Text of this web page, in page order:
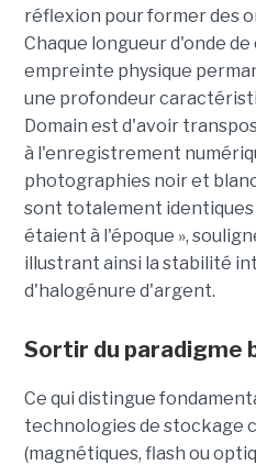
réflexion pour former des
Chaque longueur d'onde
empreinte physique
une profondeur
Domain est d'avoir
à l'enregistrement
photographies noir et
sont totalement identiques
étaient à l'époque »,
illustrant ainsi la stabilité
d'halogénure d'argent.
Sortir du paradigme
Ce qui distingue
technologies de stockage
(magnétiques, flash ou